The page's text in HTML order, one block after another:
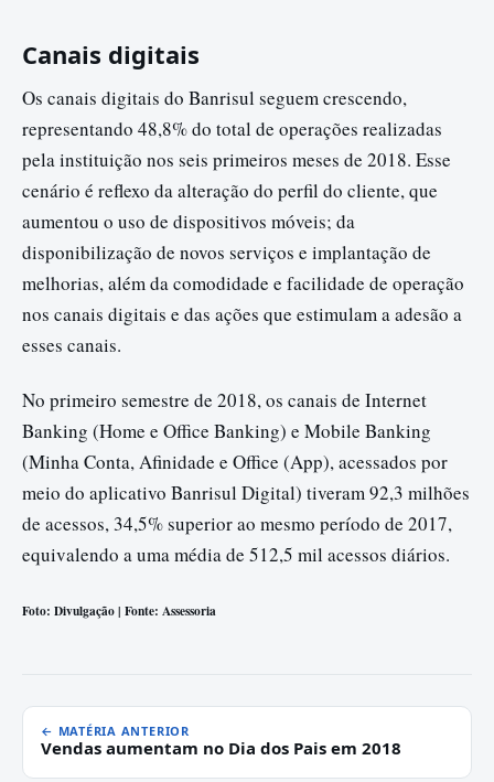
Canais digitais
Os canais digitais do Banrisul seguem crescendo,
representando 48,8% do total de operações realizadas
pela instituição nos seis primeiros meses de 2018. Esse
cenário é reflexo da alteração do perfil do cliente, que
aumentou o uso de dispositivos móveis; da
disponibilização de novos serviços e implantação de
melhorias, além da comodidade e facilidade de operação
nos canais digitais e das ações que estimulam a adesão a
esses canais.
No primeiro semestre de 2018, os canais de Internet
Banking (Home e Office Banking) e Mobile Banking
(Minha Conta, Afinidade e Office (App), acessados por
meio do aplicativo Banrisul Digital) tiveram 92,3 milhões
de acessos, 34,5% superior ao mesmo período de 2017,
equivalendo a uma média de 512,5 mil acessos diários.
Foto: Divulgação | Fonte: Assessoria
← MATÉRIA ANTERIOR
Vendas aumentam no Dia dos Pais em 2018